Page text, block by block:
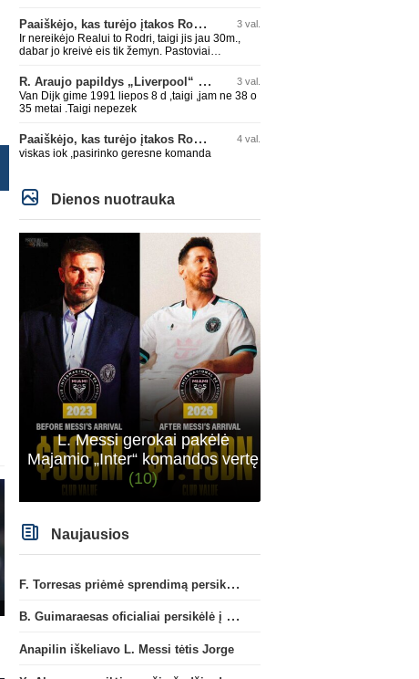
Marokietis N. Aguerdas sugrįš į
„Real Sociedad“ klubą
G. Paberžis: „Man
Paaiškėjo, kas turėjo įtakos Rodri sprendimui pasirinkti Barselonos pusę 3 val.
Ir nereikėjo Realui to Rodri, taigi jis jau 30m.,
dabar jo kreivė eis tik žemyn. Pastoviai
darysis nugaros operaciją, tai kada grįš į aikštę?
Po pusės metų? Ne ne ačiū. Viskas gerai, Real
turi ir geresnių opcijų, Mauras viską sustatys į
vietas. Jeigu jis iš tikro būtų buvęs reikalingas,
ne šiaip sau paleidžia jį. Sėkmės jam Barcoje,
galės su savo korešais iš rinktinės kartu pažaisti
R. Araujo papildys „Liverpool“ klubą 3 val.
Van Dijk gime 1991 liepos 8 d ,taigi ,jam ne 38 o
35 metai .Taigi nepezek
Paaiškėjo, kas turėjo įtakos Rodri sprendimui pasirinkti Barselonos pusę 4 val.
viskas iok ,pasirinko geresne komanda
Dienos nuotrauka
L. Messi gerokai pakėlė
Majamio „Inter“ komandos vertę
(10)
Naujausios
F. Torresas priėmė sprendimą persikelti į PSG ekipą
B. Guimaraesas oficialiai persikėlė į „Arsenal“ klubą
Anapilin iškeliavo L. Messi tėtis Jorge